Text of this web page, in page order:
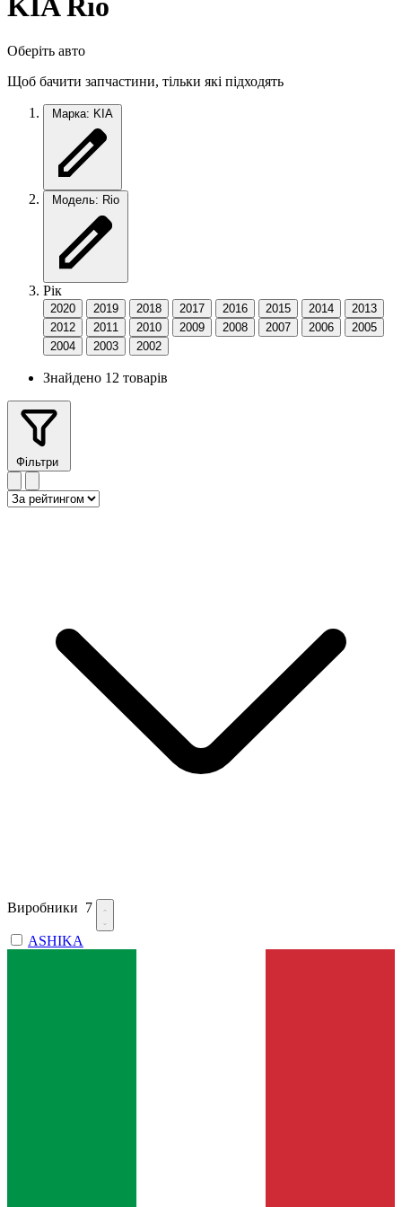
KIA Rio
Оберіть авто
Щоб бачити запчастини, тільки які підходять
Марка: KIA
Модель: Rio
Рік
2020 2019 2018 2017 2016 2015 2014
2013
2012
2011 2010 2009 2008 2007 2006
2005
2004
2003 2002
Знайдено 12 товарів
Фільтри
Виробники 7
ASHIKA